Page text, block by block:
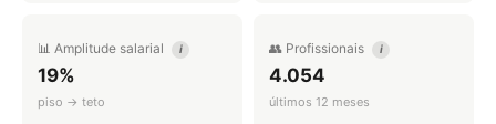
📊 Amplitude salarial i
19%
piso → teto
👥 Profissionais i
4.054
últimos 12 meses